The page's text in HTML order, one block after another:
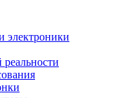
электроники